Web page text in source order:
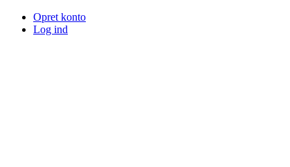
Opret konto
Log ind